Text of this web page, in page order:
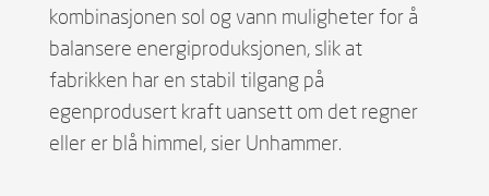
kombinasjonen sol og vann muligheter for å
balansere energiproduksjonen, slik at
fabrikken har en stabil tilgang på
egenprodusert kraft uansett om det regner
eller er blå himmel, sier Unhammer.